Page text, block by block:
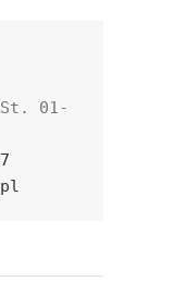
St. 01-